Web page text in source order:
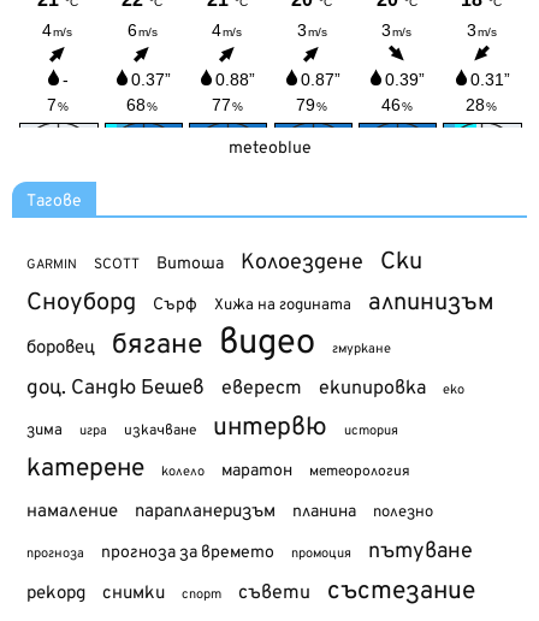
meteoblue
Тагове
GARMIN SCOTT Витоша Колоездене Ски
Сноуборд Сърф Хижа на годината алпинизъм
боровец бягане видео гмуркане
доц. Сандю Бешев еверест екипировка еко
зима игра изкачване интервю история
катерене колело маратон метеорология
намаление парапланеризъм планина полезно
прогноза прогноза за времето промоция пътуване
рекорд снимки спорт съвети състезание